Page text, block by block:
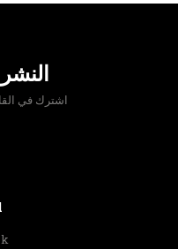
اشترك في